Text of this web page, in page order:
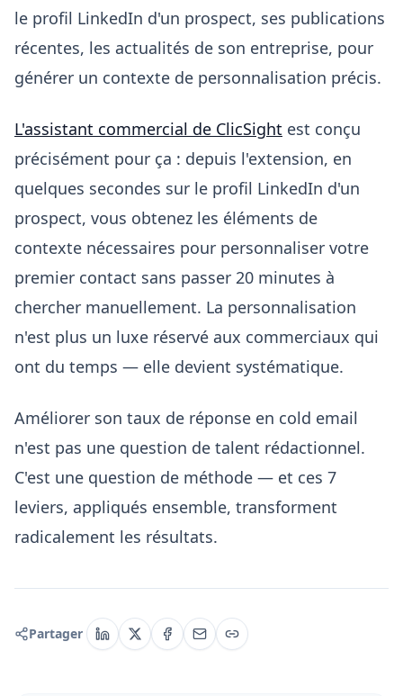
le profil LinkedIn d'un prospect, ses publications
récentes, les actualités de son entreprise, pour
générer un contexte de personnalisation précis.
L'assistant commercial de ClicSight est conçu
précisément pour ça : depuis l'extension, en
quelques secondes sur le profil LinkedIn d'un
prospect, vous obtenez les éléments de
contexte nécessaires pour personnaliser votre
premier contact sans passer 20 minutes à
chercher manuellement. La personnalisation
n'est plus un luxe réservé aux commerciaux qui
ont du temps — elle devient systématique.
Améliorer son taux de réponse en cold email
n'est pas une question de talent rédactionnel.
C'est une question de méthode — et ces 7
leviers, appliqués ensemble, transforment
radicalement les résultats.
Partager